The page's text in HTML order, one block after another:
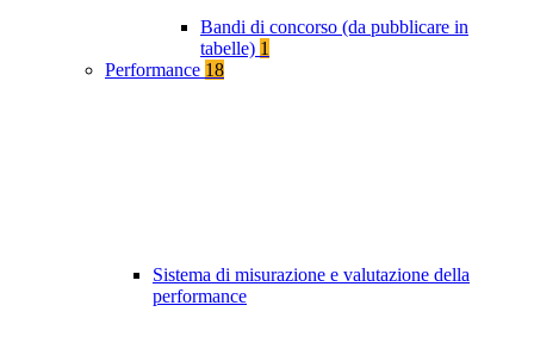
Bandi di concorso (da pubblicare in
tabelle) 1
Performance 18
Sistema di misurazione e valutazione della
performance